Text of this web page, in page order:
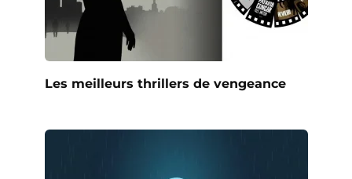
Les meilleurs thrillers de vengeance